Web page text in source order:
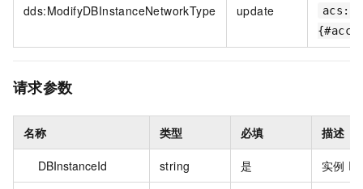
dds:ModifyDBInstanceNetworkType update
请求参数
名称 类型 必填 描述
DBInstanceId string 是 实例